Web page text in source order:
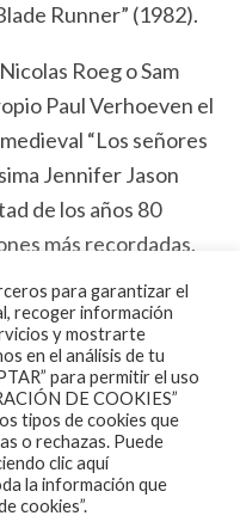
Runner” (1982).
Roeg o Sam
Paul Verhoeven el
“Los señores
Jennifer Jason
de los años 80
más recordadas.
1985) se
su amada se
imposible su
(Robert Harmon,
psicópata que
tras él.
En Holanda,
para garantizar el
recoger información
y mostrarte
en el análisis de tu
para permitir el uso
DE COOKIES”
tipos de cookies que
o rechazas. Puede
clic aquí
la información que
cookies”.